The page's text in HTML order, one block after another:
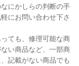
にかしらの判断の手
にお問い合わせ下さ
ても、修理可能な商
い商品など、一部商
記載がない商品でも